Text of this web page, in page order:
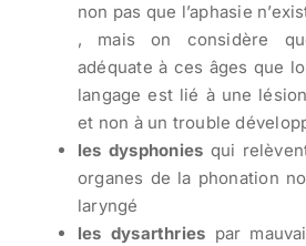
non pas que l’aphasie
, mais on considère
adéquate à ces âges que
langage est lié à une
et non à un trouble
les dysphonies qui
organes de la phonation
laryngé
les dysarthries par